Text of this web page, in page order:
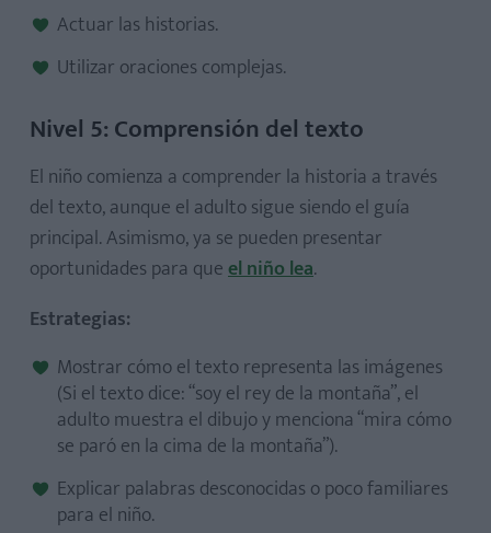
Actuar las historias.
Utilizar oraciones complejas.
Nivel 5: Comprensión del texto
El niño comienza a comprender la historia a través
del texto, aunque el adulto sigue siendo el guía
principal. Asimismo, ya se pueden presentar
oportunidades para queel niño lea.
Estrategias:
Mostrar cómo el texto representa las imágenes
(Si el texto dice: “soy el rey de la montaña”, el
adulto muestra el dibujo y menciona “mira cómo
se paró en la cima de la montaña”).
Explicar palabras desconocidas o poco familiares
para el niño.